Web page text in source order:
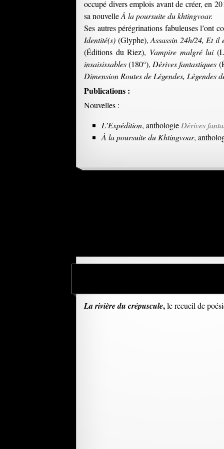
occupé divers emplois avant de créer, en
sa nouvelleÀ la poursuite du khtingvoar.
Ses autres pérégrinations fabuleuses l’ont
Identité(s) (Glyphe),Assassin 24h/24, Et il
(Éditions du Riez), Vampire malgré lui
insaisissables(180°), Dérives fantastiques
Dimension Routes de Légendes, Légendes
Publications :
Nouvelles :
L’Expédition, anthologie Dérives
À la poursuite du Khtingvoar,
La rivière du crépuscule,le recueil de